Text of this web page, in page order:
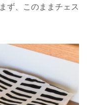
ず、このままチェス